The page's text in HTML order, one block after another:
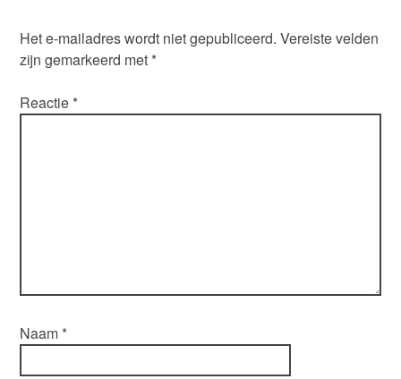
Het e-mailadres wordt niet gepubliceerd. Vereiste velden
zijn gemarkeerd met *
Reactie *
Naam *